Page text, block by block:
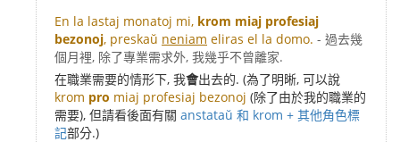
En la lastaj monatoj mi, krom miaj profesiaj
bezonoj, preskaŭ neniam eliras el la domo. - 過去幾
個月裡, 除了專業需求外, 我幾乎不曾離家.
在職業需要的情形下, 我會出去的. (為了明晰, 可以說
krom pro miaj profesiaj bezonoj (除了由於我的職業的
需要), 但請看後面有關 anstataŭ 和 krom + 其他角色標
記部分.)